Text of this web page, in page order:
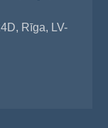
Rīga, LV-